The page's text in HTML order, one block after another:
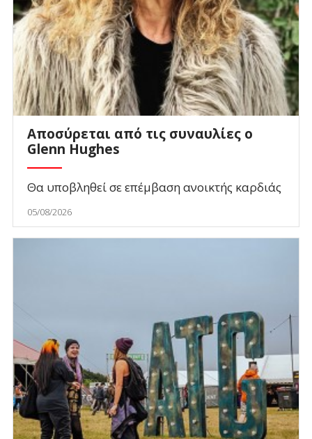
Αποσύρεται από τις συναυλίες ο
Glenn Hughes
Θα υποβληθεί σε επέμβαση ανοικτής καρδιάς
05/08/2026